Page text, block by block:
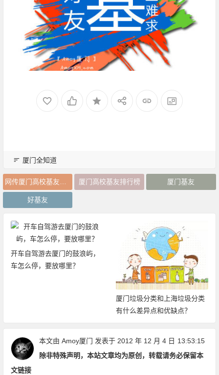
厦门全知道
网传厦门高校基友数量排行榜 厦门高校基友排行榜 厦门基友
好基友
开车自驾游去厦门的鼓浪屿，
车怎么停，要放哪里？
厦门垃圾分类和上海垃圾分类
有什么差异点和优缺点？
本文由 Amoy厦门 发表于 2012 年 12 月 4 日 13:53:15
除非特殊声明，本站文章均为原创，转载请务必保留本
文链接